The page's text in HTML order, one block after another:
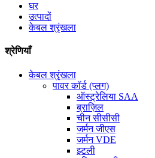
घर
उत्पादों
केबल श्रृंखला
श्रेणियाँ
केबल श्रृंखला
पावर कॉर्ड (प्लग)
ऑस्ट्रेलिया SAA
ब्राज़िल
चीन सीसीसी
जर्मन जीएस
जर्मन VDE
इटली